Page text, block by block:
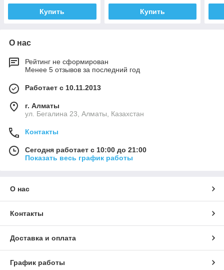
Купить Купить
О нас
Рейтинг не сформирован
Менее 5 отзывов за последний год
Работает с 10.11.2013
г. Алматы
ул. Бегалина 23, Алматы, Казахстан
Контакты
Сегодня работает с 10:00 до 21:00
Показать весь график работы
О нас
Контакты
Доставка и оплата
График работы